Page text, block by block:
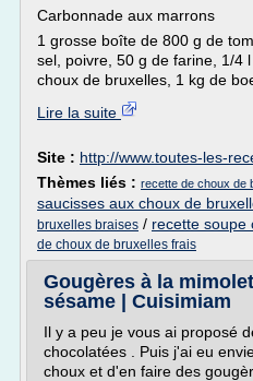
Carbonnade aux marrons
1 grosse boîte de 800 g de
sel, poivre, 50 g de farine, 1/4
choux de bruxelles, 1 kg de
Lire la suite
Site : http://www.toutes-les-
Thèmes liés : recette de choux de
saucisses aux choux de
bruxelles braises / recette soupe
de choux de bruxelles frais
Gougères à la
sésame | Cuisimiam
Il y a peu je vous ai proposé
chocolatées . Puis j'ai eu
choux et d'en faire des